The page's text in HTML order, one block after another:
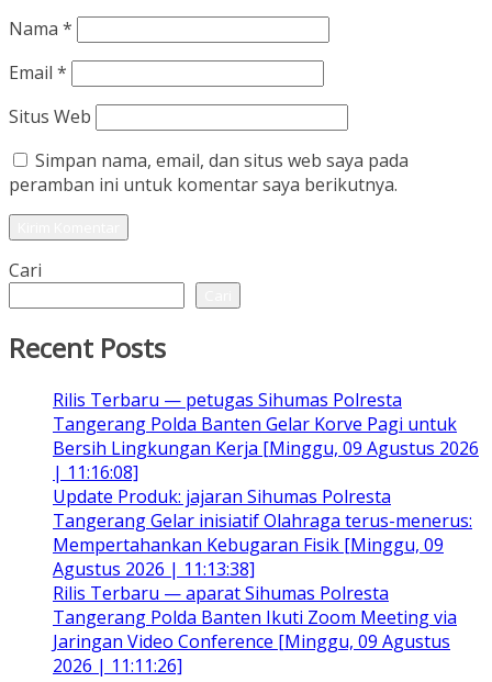
Nama *
Email *
Situs Web
Simpan nama, email, dan situs web saya pada
peramban ini untuk komentar saya berikutnya.
Cari
Recent Posts
Rilis Terbaru — petugas Sihumas Polresta
Tangerang Polda Banten Gelar Korve Pagi untuk
Bersih Lingkungan Kerja [Minggu, 09 Agustus 2026
| 11:16:08]
Update Produk: jajaran Sihumas Polresta
Tangerang Gelar inisiatif Olahraga terus-menerus:
Mempertahankan Kebugaran Fisik [Minggu, 09
Agustus 2026 | 11:13:38]
Rilis Terbaru — aparat Sihumas Polresta
Tangerang Polda Banten Ikuti Zoom Meeting via
Jaringan Video Conference [Minggu, 09 Agustus
2026 | 11:11:26]